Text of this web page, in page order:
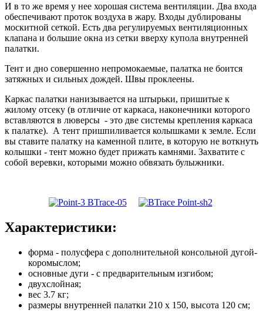
И в то же время у нее хорошая система вентиляции. Два входа
обеспечивают проток воздуха в жару. Входы дублированы
москитной сеткой. Есть два регулируемых вентиляционных
клапана и большие окна из сетки вверху купола внутренней
палатки.
Тент и дно совершенно непромокаемые, палатка не боится
затяжных и сильных дождей. Швы проклеены.
Каркас палатки нанизывается на штырьки, пришитые к
жилому отсеку (в отличие от каркаса, наконечники которого
вставляются в люверсы - это две системы крепления каркаса
к палатке). А тент пришпиливается колышками к земле. Если
вы ставите палатку на каменной плите, в которую не воткнуть
колышки - тент можно будет прижать камнями. Захватите с
собой веревки, которыми можно обвязать булыжники.
Характеристики:
форма - полусфера с дополнительной консольной дугой-
коромыслом;
основные дуги - с предварительным изгибом;
двухслойная;
вес 3.7 кг;
размеры внутренней палатки 210 х 150, высота 120 см;